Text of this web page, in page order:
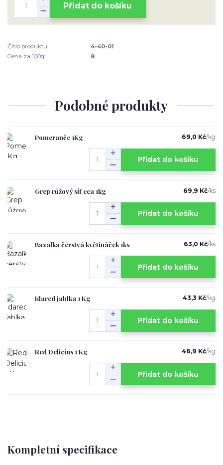
Přidat do košíku
Číslo produktu:
4-40-01
Cena za 100g:
8
Podobné produkty
Pomeranče 1Kg 69,0 Kč/kg
Přidat do košíku
Grep růžový síť cca 1kg 69,9 Kč/ks
Přidat do košíku
Bazalka čerstvá květináček 1ks 63,0 Kč/ks
Přidat do košíku
Idared jablka 1 Kg 43,3 Kč/kg
Přidat do košíku
Red Delicius 1 Kg 46,9 Kč/kg
Přidat do košíku
Kompletní specifikace